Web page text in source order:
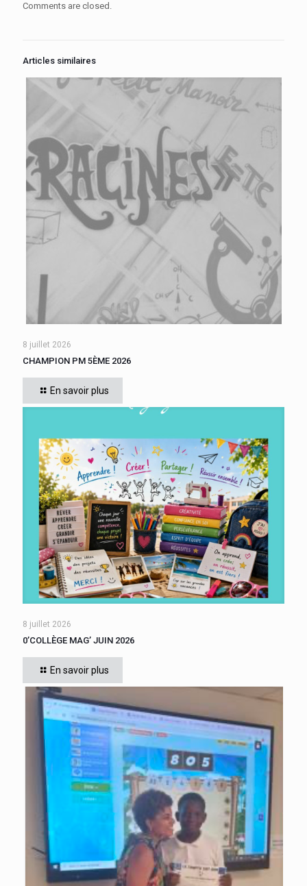
Comments are closed.
Articles similaires
Cette année, tous les élèves de 5ème du collège se sont
affrontés. Six finalistes se sont disputé le titre de Champion
« Le compte est bon PM
8 juillet 2026
CHAMPION PM 5ÈME 2026
En savoir plus
8 juillet 2026
0’COLLÈGE MAG’ JUIN 2026
En savoir plus